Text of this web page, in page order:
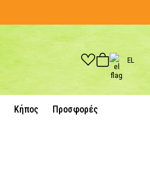
EL
Κήπος Προσφορές